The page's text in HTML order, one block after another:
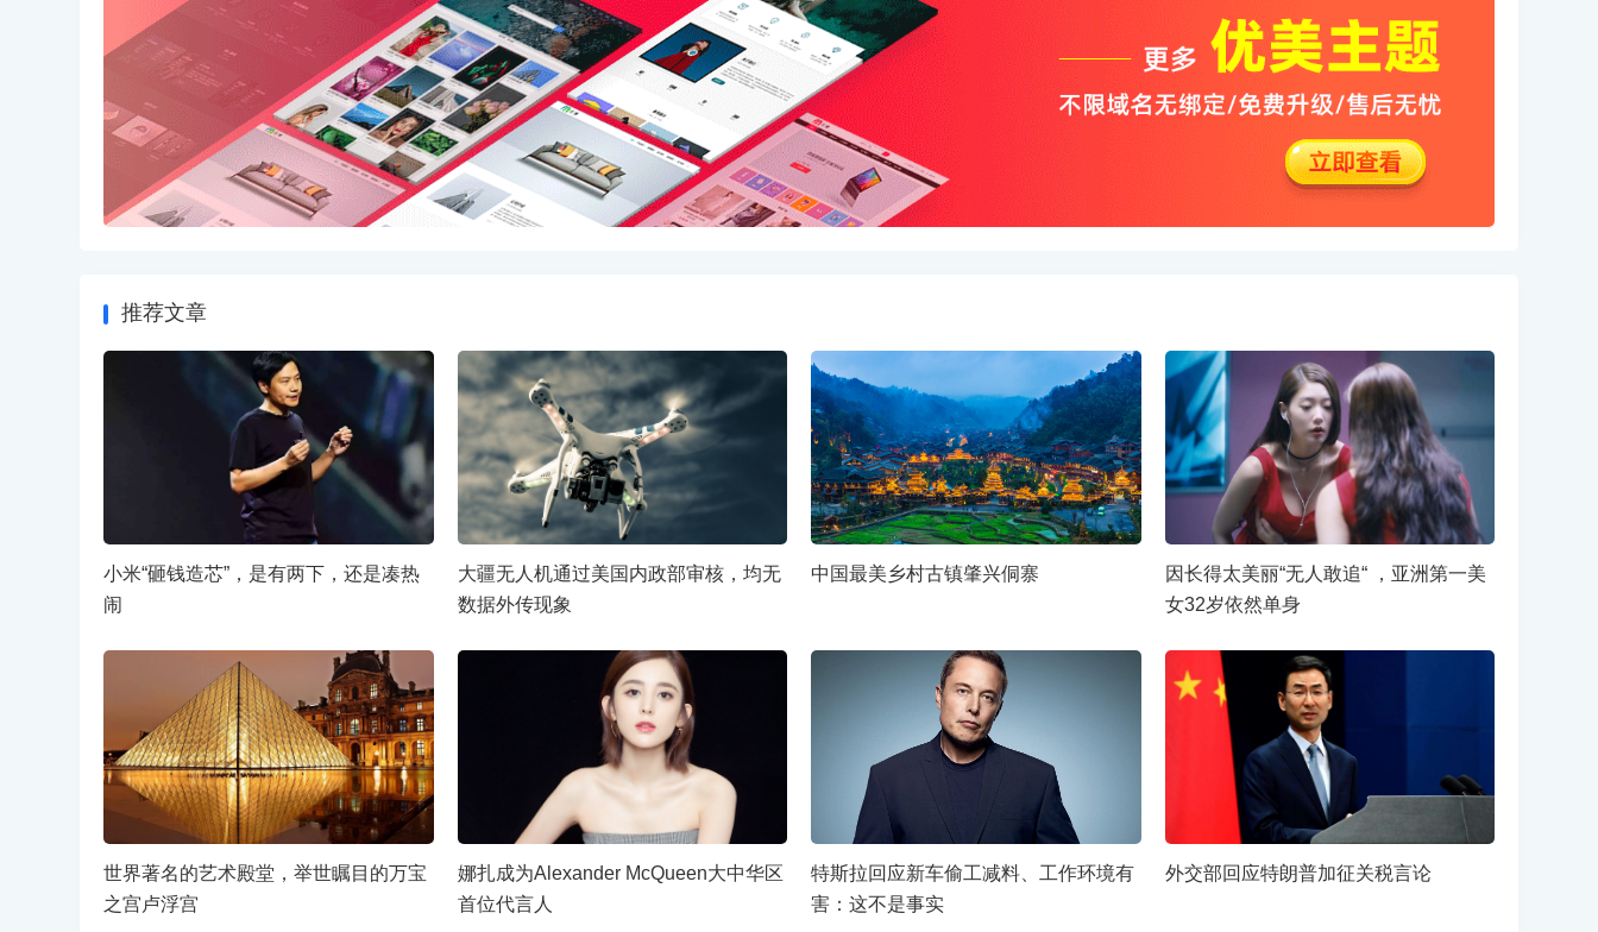
推荐文章
小米“砸钱造芯”，是有两下，还是凑热
闹
大疆无人机通过美国内政部审核，均无
数据外传现象
中国最美乡村古镇肇兴侗寨
因长得太美丽“无人敢追“ ，亚洲第一美
女32岁依然单身
世界著名的艺术殿堂，举世瞩目的万宝
之宫卢浮宫
娜扎成为Alexander McQueen大中华区
首位代言人
特斯拉回应新车偷工减料、工作环境有
害：这不是事实
外交部回应特朗普加征关税言论